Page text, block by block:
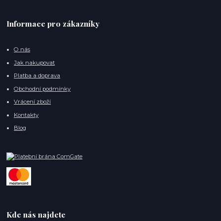
Informace pro zákazníky
O nás
Jak nakupovat
Platba a doprava
Obchodní podmínky
Vrácení zboží
Kontakty
Blog
Kde nás najdete